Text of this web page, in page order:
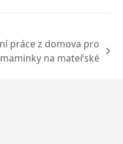
práce z domova pro
maminky na mateřské